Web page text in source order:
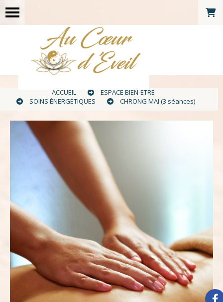
ACCUEIL
ESPACE BIEN-ÊTRE
SOINS ÉNERGÉTIQUES
CHRONG MAÏ (3 séances)